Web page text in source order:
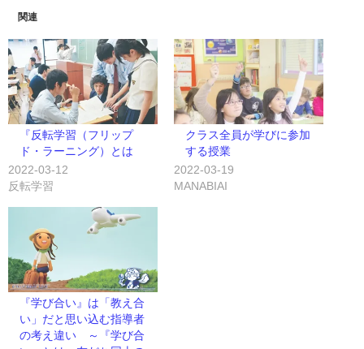
関連
『反転学習（フリップ
ド・ラーニング）とは
2022-03-12
反転学習
クラス全員が学びに参加
する授業
2022-03-19
MANABIAI
『学び合い』は「教え合
い」だと思い込む指導者
の考え違い ～『学び合